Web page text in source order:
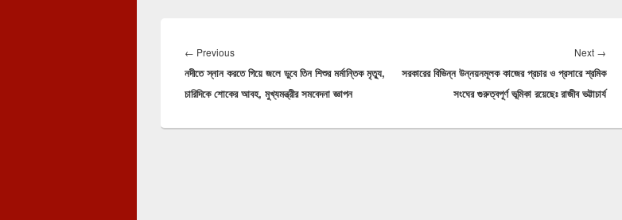
navigation
← PreviousPrevious
post:
নদীতে স্নান করতে গিয়ে জলে ডুবে তিন শিশুর মর্মান্তিক মৃত্যু,
চারিদিকে শোকের আবহ, মুখ্যমন্ত্রীর সমবেদনা জ্ঞাপন
Next →
post:
সরকারের বিভিন্ন উন্নয়নমূলক কাজের প্রচার ও প্রসারে শ্রমিক
সংঘের গুরুত্বপূর্ণ ভূমিকা রয়েছেঃ রাজীব ভট্টাচার্য